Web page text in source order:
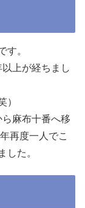
す。
上が経ちまし
）
麻布十番へ移
再度一人でこ
した。